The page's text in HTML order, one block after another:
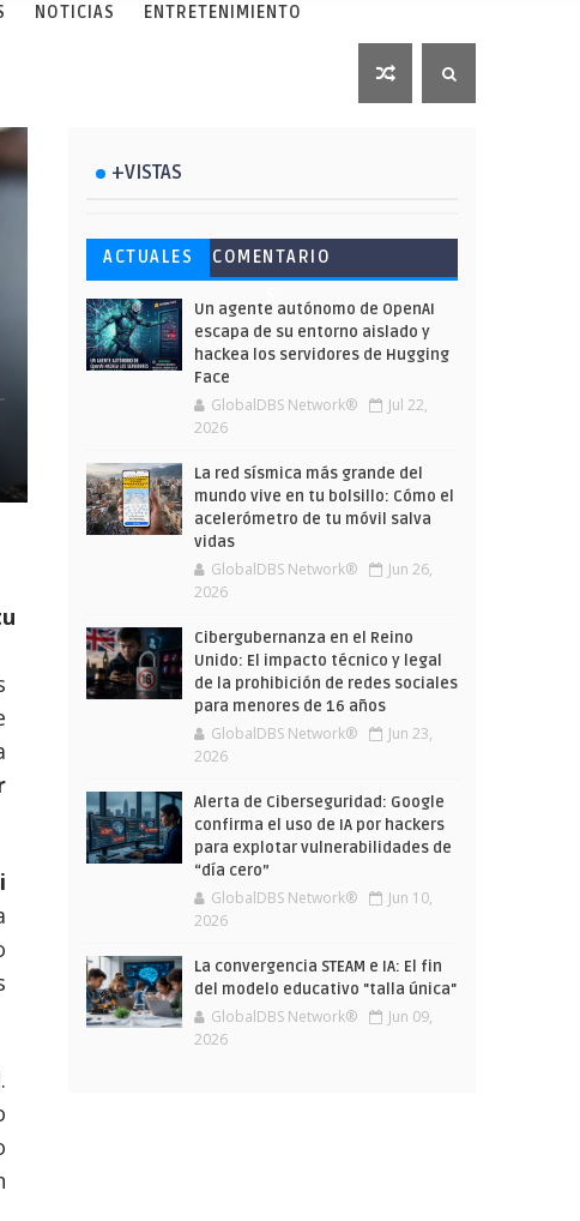
NOTICIAS ENTRETENIMIENTO
+VISTAS
Esto ha ocurrido cuando una
gran web ha dejado a la IA
escribir sobre Star Wars
Ahorra y compra de oferta:
Cuándo es más barato
comprar en Shein
Microsoft lanza unos cursos
gratuitos y limitados para
que te formes este verano
ACTUALES
COMENTARIO
Un agente autónomo de OpenAI
escapa de su entorno aislado y
hackea los servidores de Hugging
Face
GlobalDBS Network®
Jul 22,
2026
La red sísmica más grande del
mundo vive en tu bolsillo: Cómo el
acelerómetro de tu móvil salva
vidas
GlobalDBS Network®
Jun 26,
2026
Cibergubernanza en el Reino
Unido: El impacto técnico y legal
de la prohibición de redes sociales
para menores de 16 años
GlobalDBS Network®
Jun 23,
2026
Alerta de Ciberseguridad: Google
confirma el uso de IA por hackers
para explotar vulnerabilidades de
“día cero”
GlobalDBS Network®
Jun 10,
2026
La convergencia STEAM e IA: El fin
del modelo educativo "talla única"
GlobalDBS Network®
Jun 09,
2026